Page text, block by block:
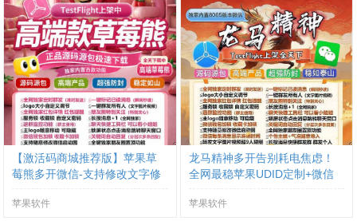
【激活码商城推荐版】苹果草
莓熊多开微信-支持修改文字修
苹果软件
龙马精神多开告别耗电焦虑！
全网最稳苹果UDID定制+微信
苹果软件